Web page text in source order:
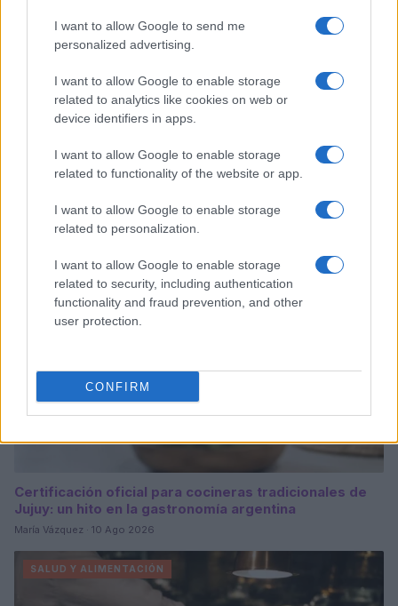
I want to allow Google to send me
personalized advertising.
I want to allow Google to enable storage
related to analytics like cookies on web or
device identifiers in apps.
I want to allow Google to enable storage
related to functionality of the website or app.
I want to allow Google to enable storage
related to personalization.
I want to allow Google to enable storage
related to security, including authentication
functionality and fraud prevention, and other
user protection.
CONFIRM
Organizar una cocina pequeña: ideas low-cost y
María Vázquez · 10 Ago 2026
Certificación oficial para cocineras tradicionales de
Jujuy: un hito en la gastronomía argentina
María Vázquez · 10 Ago 2026
SALUD Y ALIMENTACIÓN